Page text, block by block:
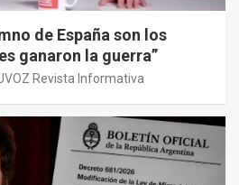
de España son los
ganaron la guerra”
Revista Informativa